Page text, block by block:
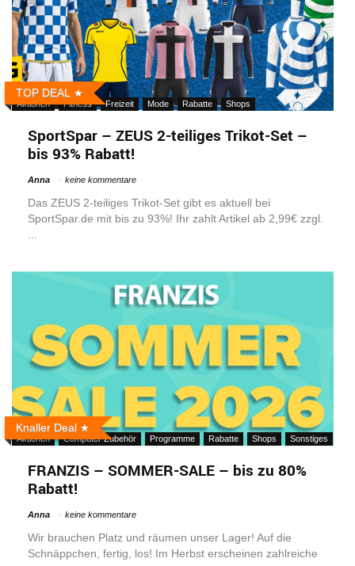
TOP DEAL
Aktionen Fitness Freizeit Mode Rabatte Shops
SportSpar – ZEUS 2-teiliges Trikot-Set –
bis 93% Rabatt!
Anna keine kommentare
Das ZEUS 2-teiliges Trikot-Set gibt es aktuell bei
SportSpar.de mit bis zu 93%! Ihr zahlt Artikel ab 2,99€ zzgl.
Knaller Deal
Aktionen Computer Zubehör Programme Rabatte Shops Sonstiges
FRANZIS – SOMMER-SALE – bis zu 80%
Rabatt!
Anna keine kommentare
Wir brauchen Platz und räumen unser Lager! Auf die
Schnäppchen, fertig, los! Im Herbst erscheinen zahlreiche